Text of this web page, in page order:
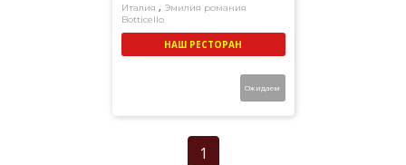
Италия , Эмилия романия
Botticello
Белое Полусладкое
НАШ РЕСТОРАН
Ожидаем
1